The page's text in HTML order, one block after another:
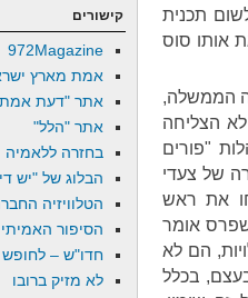
תכנית
אותו סוס
1993. גם אז התחמקה הממשלה,
הצליחה
"פורים
של צעדי
את ראש
כשפרס אומר
הם לא
בכלל
קישורים
972Magazine
אמת מארץ
אתר "דעת
אתר "הלל"
בחזרה ללאמיה
הבלוג של "יש
הטלוויזיה
הסיפור
חדו"ש – לחופש
לא מזיק ברובו